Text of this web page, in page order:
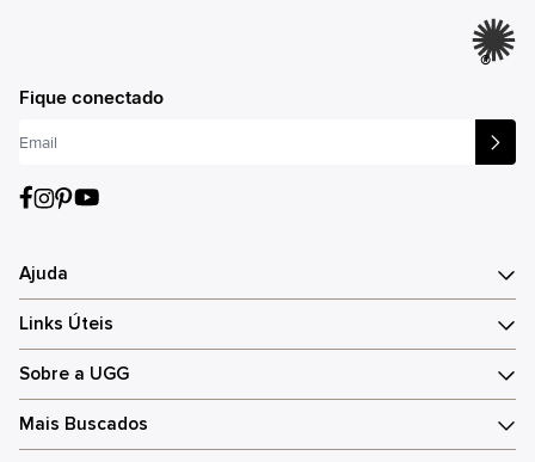
®
Fique conectado
Ajuda
Links Úteis
Sobre a UGG
Mais Buscados